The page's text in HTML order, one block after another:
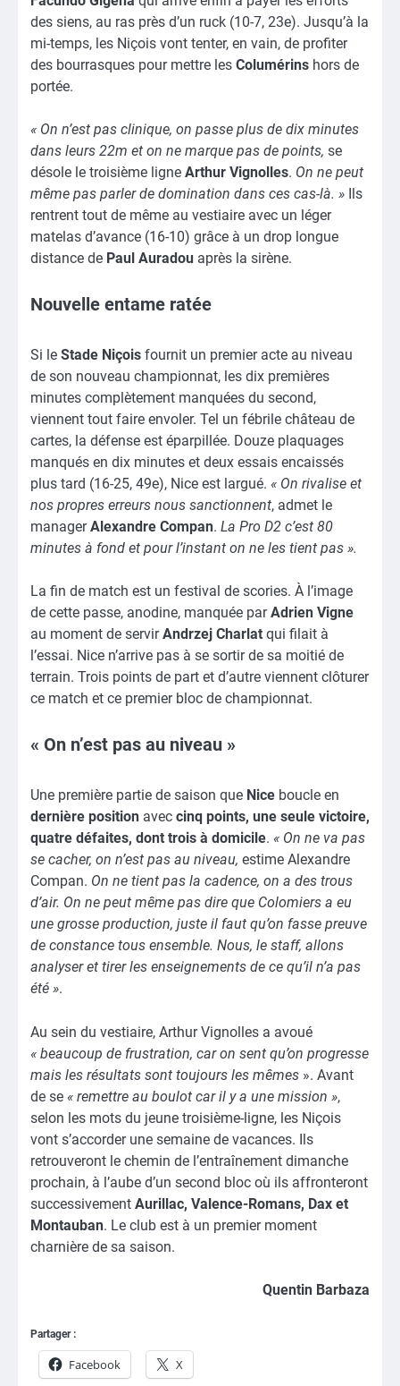
des siens, au ras près d’un ruck (10-7, 23e). Jusqu’à la
mi-temps, les Niçois vont tenter, en vain, de profiter
des bourrasques pour mettre les Columérins hors de
portée.
« On n’est pas clinique, on passe plus de dix minutes
dans leurs 22m et on ne marque pas de points, se
désole le troisième ligne Arthur Vignolles. On ne peut
même pas parler de domination dans ces cas-là. » Ils
rentrent tout de même au vestiaire avec un léger
matelas d’avance (16-10) grâce à un drop longue
distance de Paul Auradou après la sirène.
Nouvelle entame ratée
Si le Stade Niçois fournit un premier acte au niveau
de son nouveau championnat, les dix premières
minutes complètement manquées du second,
viennent tout faire envoler. Tel un fébrile château de
cartes, la défense est éparpillée. Douze plaquages
manqués en dix minutes et deux essais encaissés
plus tard (16-25, 49e), Nice est largué. « On rivalise et
nos propres erreurs nous sanctionnent, admet le
managerAlexandre Compan. La Pro D2 c’est 80
minutes à fond et pour l’instant on ne les tient pas ».
La fin de match est un festival de scories. À l’image
de cette passe, anodine, manquée parAdrien Vigne
au moment de servirAndrzej Charlat qui filait à
l’essai. Nice n’arrive pas à se sortir de sa moitié de
terrain. Trois points de part et d’autre viennent clôturer
ce match et ce premier bloc de championnat.
« On n’est pas au niveau »
Une première partie de saison que Nice boucle en
dernière position avec cinq points, une seule victoire,
quatre défaites, dont trois à domicile. « On ne va pas
se cacher, on n’est pas au niveau, estime Alexandre
Compan. On ne tient pas la cadence, on a des trous
d’air. On ne peut même pas dire que Colomiers a eu
une grosse production, juste il faut qu’on fasse preuve
de constance tous ensemble. Nous, le staff, allons
analyser et tirer les enseignements de ce qu’il n’a pas
été ».
Au sein du vestiaire, Arthur Vignolles a avoué
« beaucoup de frustration, car on sent qu’on progresse
mais les résultats sont toujours les mêmes ». Avant
de se « remettre au boulot car il y a une mission »,
selon les mots du jeune troisième-ligne, les Niçois
vont s’accorder une semaine de vacances. Ils
retrouveront le chemin de l’entraînement dimanche
prochain, à l’aube d’un second bloc où ils affronteront
successivement Aurillac, Valence-Romans, Dax et
Montauban. Le club est à un premier moment
charnière de sa saison.
Quentin Barbaza
Partager :
Facebook X